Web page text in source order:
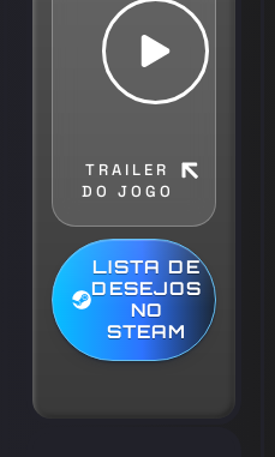
TRAILER
DO JOGO
LISTA DE
DESEJOS
NO
STEAM